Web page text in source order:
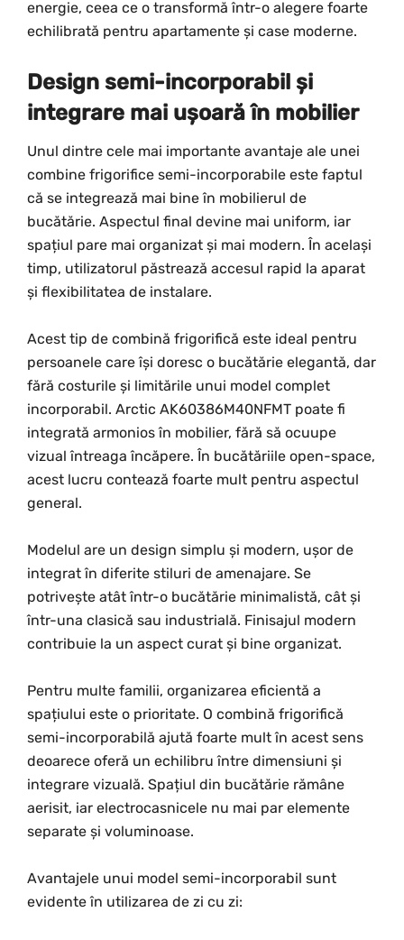
energie, ceea ce o transformă într-o alegere foarte
echilibrată pentru apartamente și case moderne.
Design semi-incorporabil și
integrare mai ușoară în mobilier
Unul dintre cele mai importante avantaje ale unei
combine frigorifice semi-incorporabile este faptul
că se integrează mai bine în mobilierul de
bucătărie. Aspectul final devine mai uniform, iar
spațiul pare mai organizat și mai modern. În același
timp, utilizatorul păstrează accesul rapid la aparat
și flexibilitatea de instalare.
Acest tip de combină frigorifică este ideal pentru
persoanele care își doresc o bucătărie elegantă, dar
fără costurile și limitările unui model complet
incorporabil. Arctic AK60386M40NFMT poate fi
integrată armonios în mobilier, fără să ocuupe
vizual întreaga încăpere. În bucătăriile open-space,
acest lucru contează foarte mult pentru aspectul
general.
Modelul are un design simplu și modern, ușor de
integrat în diferite stiluri de amenajare. Se
potrivește atât într-o bucătărie minimalistă, cât și
într-una clasică sau industrială. Finisajul modern
contribuie la un aspect curat și bine organizat.
Pentru multe familii, organizarea eficientă a
spațiului este o prioritate. O combină frigorifică
semi-incorporabilă ajută foarte mult în acest sens
deoarece oferă un echilibru între dimensiuni și
integrare vizuală. Spațiul din bucătărie rămâne
aerisit, iar electrocasnicele nu mai par elemente
separate și voluminoase.
Avantajele unui model semi-incorporabil sunt
evidente în utilizarea de zi cu zi: